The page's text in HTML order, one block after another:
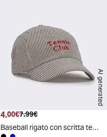
AI generated
Prezzo attuale
4.00€ Prezzo originale
7.99€
Baseball rigato con scritta tennis club - Nero